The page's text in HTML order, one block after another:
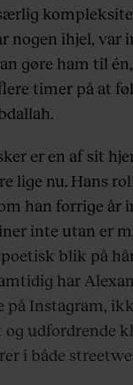
nogen ihjel, var
gøre ham til
timer på at
er en af sit
lige nu. Hans
han forrige år
inte utan er
blik på
har
på Instagram,
udfordrende
i både